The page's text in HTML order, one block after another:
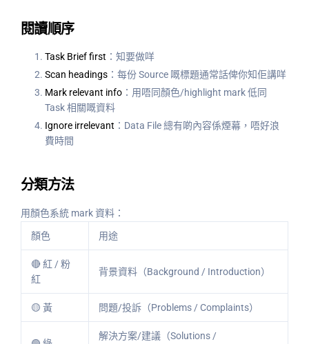
閱讀順序
Task Brief first ：知要做咩
Scan headings ：每份 Source 嘅標題通常話俾你知佢講咩
Mark relevant info ：用唔同顏色/highlight mark 低同
Task 相關嘅資料
Ignore irrelevant ：Data File 總有啲內容係煙幕，唔好浪
費時間
分類方法
用顏色系統 mark 資料：
顏色 用途
🔴 紅 / 粉
紅
背景資料（Background / Introduction）
🟡 黃 問題/投訴（Problems / Complaints）
解決方案/建議（Solutions /